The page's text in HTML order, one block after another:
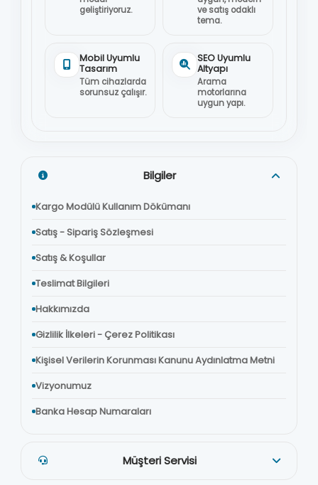
geliştiriyoruz.
ve satış odaklı
tema.
Mobil Uyumlu
Tasarım
Tüm cihazlarda
sorunsuz çalışır.
SEO Uyumlu
Altyapı
Arama
motorlarına
uygun yapı.
Bilgiler
Kargo Modülü Kullanım Dökümanı
Satış - Sipariş Sözleşmesi
Satış & Koşullar
Teslimat Bilgileri
Hakkımızda
Gizlilik İlkeleri - Çerez Politikası
Kişisel Verilerin Korunması Kanunu Aydınlatma Metni
Vizyonumuz
Banka Hesap Numaraları
Müşteri Servisi